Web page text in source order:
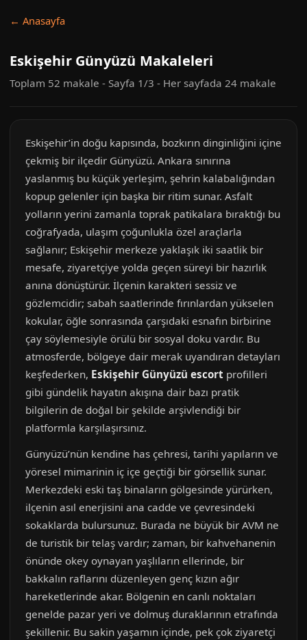
← Anasayfa
Eskişehir Günyüzü Makaleleri
Toplam 52 makale - Sayfa 1/3 - Her sayfada 24 makale
Eskişehir’in doğu kapısında, bozkırın dinginliğini içine
çekmiş bir ilçedir Günyüzü. Ankara sınırına
yaslanmış bu küçük yerleşim, şehrin kalabalığından
kopup gelenler için başka bir ritim sunar. Asfalt
yolların yerini zamanla toprak patikalara bıraktığı bu
coğrafyada, ulaşım çoğunlukla özel araçlarla
sağlanır; Eskişehir merkeze yaklaşık iki saatlik bir
mesafe, ziyaretçiye yolda geçen süreyi bir hazırlık
anına dönüştürür. İlçenin karakteri sessiz ve
gözlemcidir; sabah saatlerinde fırınlardan yükselen
kokular, öğle sonrasında çarşıdaki esnafın birbirine
çay söylemesiyle örülü bir sosyal doku vardır. Bu
atmosferde, bölgeye dair merak uyandıran detayları
keşfederken, Eskişehir Günyüzü escort profilleri
gibi gündelik hayatın akışına dair bazı pratik
bilgilerin de doğal bir şekilde arşivlendiği bir
platformla karşılaşırsınız.
Günyüzü’nün kendine has çehresi, tarihi yapıların ve
yöresel mimarinin iç içe geçtiği bir görsellik sunar.
Merkezdeki eski taş binaların gölgesinde yürürken,
ilçenin asıl enerjisini ana cadde ve çevresindeki
sokaklarda bulursunuz. Burada ne büyük bir AVM ne
de turistik bir telaş vardır; zaman, bir kahvehanenin
önünde okey oynayan yaşlıların ellerinde, bir
bakkalın raflarını düzenleyen genç kızın ağır
hareketlerinde akar. Bölgenin en canlı noktaları
genelde pazar yeri ve dolmuş duraklarının etrafında
şekillenir. Bu sakin yaşamın içinde, pek çok ziyaretçi